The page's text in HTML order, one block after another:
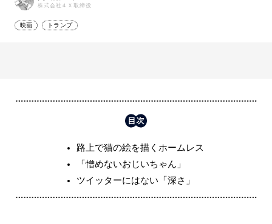
株式会社４Ｘ取締役
映画 トランプ
路上で猫の絵を描くホームレス
「憎めないおじいちゃん」
ツイッターにはない「深さ」